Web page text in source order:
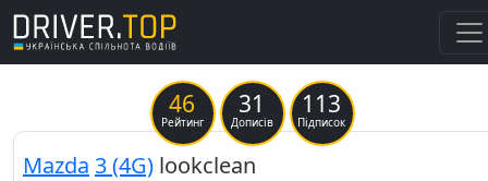
46
Рейтинг
31
Дописів
113
Підписок
Previous
Mazda 3 (4G) lookclean